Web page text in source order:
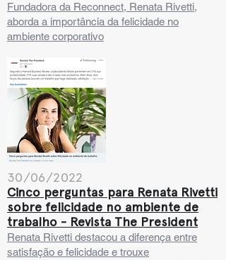
Fundadora da Reconnect, Renata Rivetti,
aborda a importância da felicidade no
ambiente corporativo
30/06/2022
Cinco perguntas para Renata Rivetti
sobre felicidade no ambiente de
trabalho - Revista The President
Renata Rivetti destacou a diferença entre
satisfação e felicidade e trouxe